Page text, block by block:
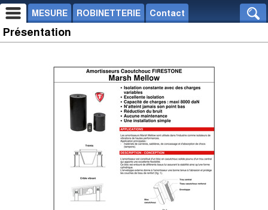
MESURE ROBINETTERIE Contact
Présentation